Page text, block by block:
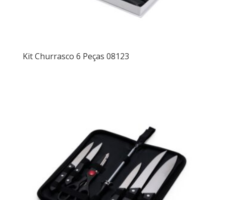
Kit Churrasco 6 Peças 08123